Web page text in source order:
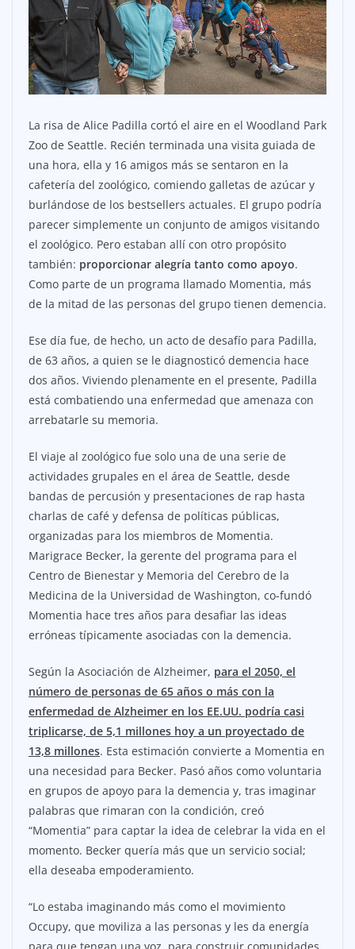
La risa de Alice Padilla cortó el aire en el Woodland Park
Zoo de Seattle. Recién terminada una visita guiada de
una hora, ella y 16 amigos más se sentaron en la
cafetería del zoológico, comiendo galletas de azúcar y
burlándose de los bestsellers actuales. El grupo podría
parecer simplemente un conjunto de amigos visitando
el zoológico. Pero estaban allí con otro propósito
también: proporcionar alegría tanto como apoyo.
Como parte de un programa llamado Momentia, más
de la mitad de las personas del grupo tienen demencia.
Ese día fue, de hecho, un acto de desafío para Padilla,
de 63 años, a quien se le diagnosticó demencia hace
dos años. Viviendo plenamente en el presente, Padilla
está combatiendo una enfermedad que amenaza con
arrebatarle su memoria.
El viaje al zoológico fue solo una de una serie de
actividades grupales en el área de Seattle, desde
bandas de percusión y presentaciones de rap hasta
charlas de café y defensa de políticas públicas,
organizadas para los miembros de Momentia.
Marigrace Becker, la gerente del programa para el
Centro de Bienestar y Memoria del Cerebro de la
Medicina de la Universidad de Washington, co-fundó
Momentia hace tres años para desafiar las ideas
erróneas típicamente asociadas con la demencia.
Según la Asociación de Alzheimer, para el 2050, el
número de personas de 65 años o más con la
enfermedad de Alzheimer en los EE.UU. podría casi
triplicarse, de 5,1 millones hoy a un proyectado de
13,8 millones. Esta estimación convierte a Momentia en
una necesidad para Becker. Pasó años como voluntaria
en grupos de apoyo para la demencia y, tras imaginar
palabras que rimaran con la condición, creó
“Momentia” para captar la idea de celebrar la vida en el
momento. Becker quería más que un servicio social;
ella deseaba empoderamiento.
“Lo estaba imaginando más como el movimiento
Occupy, que moviliza a las personas y les da energía